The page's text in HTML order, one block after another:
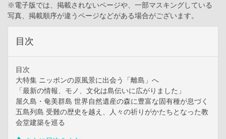
※電子版では、掲載されないページや、一部マスキングしている
写真、掲載順序が違うページなどがある場合がございます。
目次
目次
大特集 ニッポンの原風景に出会う「離島」へ
「最新の情報、モノ、文化は島伝いに広がりました」
屋久島・奄美群島 世界自然遺産の森に豊富な固有種が息づく
五島列島 受難の歴史を越え、人々の祈りがかたちとなった教
会堂建築を巡る